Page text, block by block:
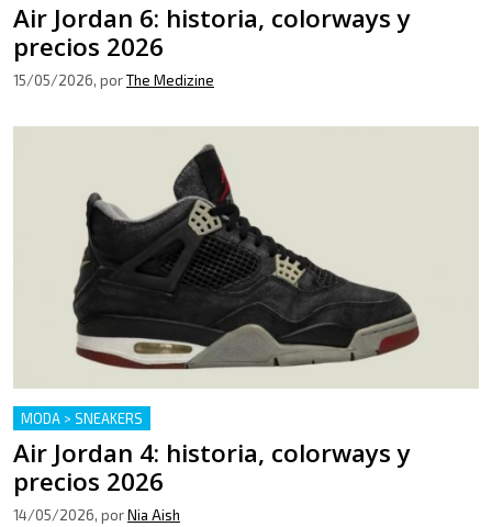
Air Jordan 6: historia, colorways y
precios 2026
15/05/2026, porThe Medizine
MODA > SNEAKERS
Air Jordan 4: historia, colorways y
precios 2026
14/05/2026, porNia Aish